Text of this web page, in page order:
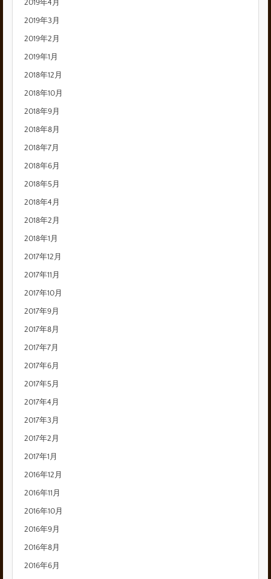
2019年4月
2019年3月
2019年2月
2019年1月
2018年12月
2018年10月
2018年9月
2018年8月
2018年7月
2018年6月
2018年5月
2018年4月
2018年2月
2018年1月
2017年12月
2017年11月
2017年10月
2017年9月
2017年8月
2017年7月
2017年6月
2017年5月
2017年4月
2017年3月
2017年2月
2017年1月
2016年12月
2016年11月
2016年10月
2016年9月
2016年8月
2016年6月